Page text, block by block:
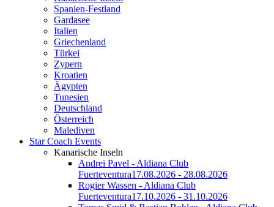
Spanien-Festland
Gardasee
Italien
Griechenland
Türkei
Zypern
Kroatien
Ägypten
Tunesien
Deutschland
Österreich
Malediven
Star Coach Events
Kanarische Inseln
Andrei Pavel - Aldiana Club
Fuerteventura17.08.2026 - 28.08.2026
Rogier Wassen - Aldiana Club
Fuerteventura17.10.2026 - 31.10.2026